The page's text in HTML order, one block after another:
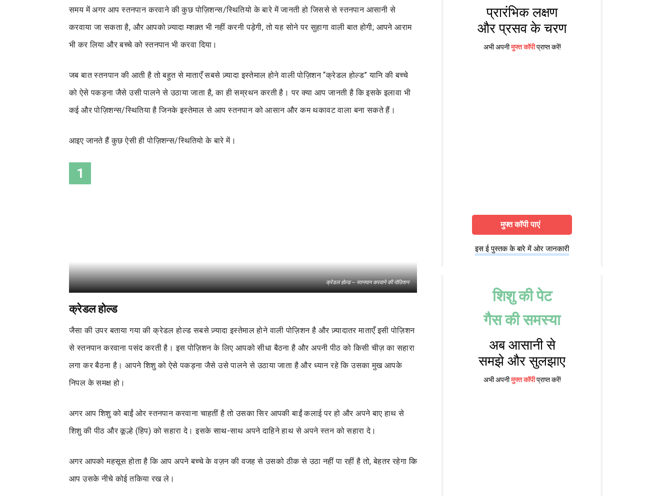
समय में अगर आप स्तनपान करवाने की कुछ पोज़िशन्स/स्थितियो के बारे में जानती हो जिससे से स्तनपान आसानी से
करवाया जा सकता है, और आपको ज़्यादा म्शक़्त भी नहीं करनी पड़ेगी, तो यह सोने पर सुहागा वाली बात होगी; आपने आराम
भी कर लिया और बच्चे को स्तनपान भी करवा दिया।
जब बात स्तनपान की आती है तो बहुत से माताएँ सबसे ज़्यादा इस्तेमाल होने वाली पोज़िशन “क्रेडल होल्ड” यानि की बच्चे
को ऐसे पकड़ना जैसे उसी पालने से उठाया जाता है, का ही सम्रथन करती है। पर क्या आप जानती है कि इसके इलावा भी
कई और पोज़िशन्स/स्थितिया है जिनके इस्तेमाल से आप स्तनपान को आसान और कम थकावट वाला बना सकते हैं।
आइए जानते हैं कुछ ऐसी ही पोज़िशन्स/स्थितियो के बारे में।
1
क्रेडल होल्ड – स्तनपान करवाने की पोज़िशन
क्रेडल होल्ड
जैसा की उपर बताया गया की क्रेडल होल्ड सबसे ज़्यादा इस्तेमाल होने वाली पोज़िशन है और ज़्यादातर माताएँ इसी पोज़िशन
से स्तनपान करवाना पसंद करती है। इस पोज़िशन के लिए आपको सीधा बैठना है और अपनी पीठ को किसी चीज़ का सहारा
लगा कर बैठना है। आपने शिशु को ऐसे पकड़ना जैसे उसे पालने से उठाया जाता है और ध्यान रहे कि उसका मुख आपके
निपल के समक्ष हो।
अगर आप शिशु को बाईं ओर स्तनपान करवाना चाहतीं है तो उसका सिर आपकी बाईं कलाई पर हो और अपने बाए हाथ से
शिशु की पीठ और कूल्हे (हिप) को सहारा दे। इसकेसाथ-साथ अपने दाहिने हाथ से अपने स्तन को सहारा दे।
अगर आपको महसूस होता है कि आप अपने बच्चे के वज़न की वजह से उसको ठीक से उठा नहीं पा रहीं है तो, बेहतररहेगाकि
आप उसके नीचे कोई तकिया रख ले।
प्रारंभिक लक्षण
और प्रसव के चरण
अभी अपनीमुफ्त कॉपीप्राप्त करें!
मुफ्त कॉपी पाएं
इस ई पुस्तक के बारे में ओर जानकारी
शिशु की पेट
गैस की समस्या
अब आसानी से
समझे और सुलझाए
अभी अपनीमुफ्त कॉपीप्राप्त करें!